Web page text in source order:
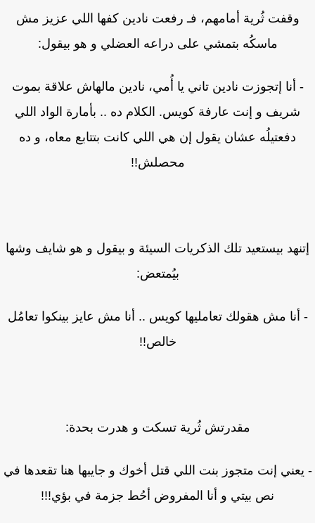
وقفت ثُرية أمامهم، فـ رفعت نادين كفها اللي عزيز مش
ماسكُه بتمشي على دراعه العضلي و هو بيقول:
أنا إتجوزت نادين تاني يا أُمي، نادين مالهاش علاقة بموت
شريف و إنت عارفة كويس. الكلام ده .. بأمارة الواد اللي
دفعتيلُه عشان يقول إن هي اللي كانت بتتابع معاه، و ده
محصلش!!
بيستعيد تلك الذكريات السيئة و بيقول و هو شايف وشها
بيُمتعض:
مش هقولك تعامليها كويس .. أنا مش عايز بينكوا تعامُل
خالص!!
مقدرتش ثُرية تسكت و هدرت بحدة:
إنت متجوز بنت اللي قتل أخوك و جايبها هنا تقعدها في
نص بيتي و أنا المفروض أحُط جزمة في بؤي!!!